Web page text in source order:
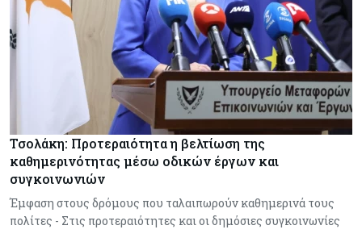
Τσολάκη: Προτεραιότητα η βελτίωση της
καθημερινότητας μέσω οδικών έργων και
συγκοινωνιών
Έμφαση στους δρόμους που ταλαιπωρούν καθημερινά τους
πολίτες - Στις προτεραιότητες και οι δημόσιες συγκοινωνίες